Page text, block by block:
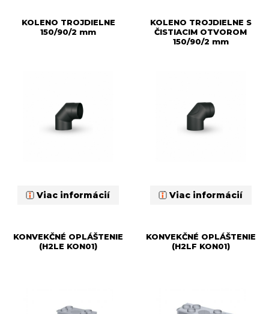
KOLENO TROJDIELNE
150/90/2 mm
Viac informácií
KOLENO TROJDIELNE S
ČISTIACIM OTVOROM
150/90/2 mm
Viac informácií
KONVEKČNÉ OPLÁŠTENIE
(H2LE KON01)
KONVEKČNÉ OPLÁŠTENIE
(H2LF KON01)